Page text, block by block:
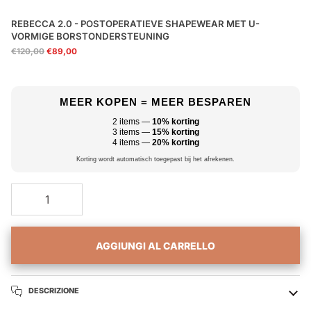
REBECCA 2.0 - POSTOPERATIEVE SHAPEWEAR MET U-
VORMIGE BORSTONDERSTEUNING
€120,00 €89,00
MEER KOPEN = MEER BESPAREN
2 items — 10% korting
3 items — 15% korting
4 items — 20% korting
Korting wordt automatisch toegepast bij het afrekenen.
AGGIUNGI AL CARRELLO
DESCRIZIONE